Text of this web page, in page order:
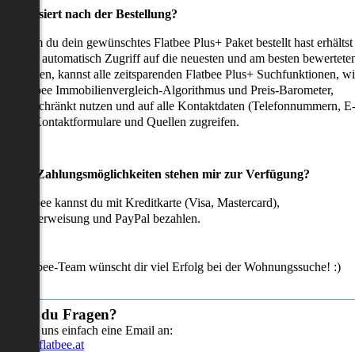
passiert nach der Bestellung?
du dein gewünschtes Flatbee Plus+ Paket bestellt hast erhältst
sofort automatisch Zugriff auf die neuesten und am besten
kannst alle zeitsparenden Flatbee Plus+ Suchfunktionen,
Flatbee Immobilienvergleich-Algorithmus und Preis-Barometer,
nutzen und auf alle Kontaktdaten (Telefonnummern, E-
Kontaktformulare und Quellen zugreifen.
Zahlungsmöglichkeiten stehen mir zur Verfügung?
Flatbee kannst du mit Kreditkarte (Visa, Mastercard),
und PayPal bezahlen.
Flatbee-Team wünscht dir viel Erfolg bei der Wohnungssuche! :)
Hast du Fragen?
Sende uns einfach eine Email an:
info@flatbee.at